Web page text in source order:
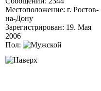
Местоположение: г. Ростов-
на-Дону
Зарегистрирован: 19. Мая
2006
Пол: